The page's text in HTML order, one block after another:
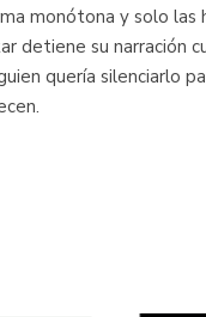
monótona y solo
detiene su narración
quería silenciarlo